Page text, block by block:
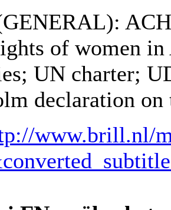
of women
UN charter;
declaration
www.brill.nl/